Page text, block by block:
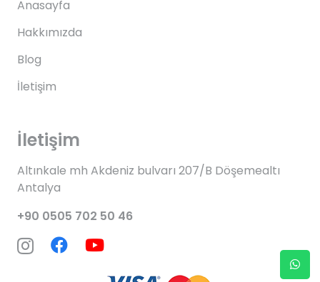
Anasayfa
Hakkımızda
Blog
İletişim
İletişim
Altınkale mh Akdeniz bulvarı 207/B Döşemealtı
Antalya
+90 0505 702 50 46